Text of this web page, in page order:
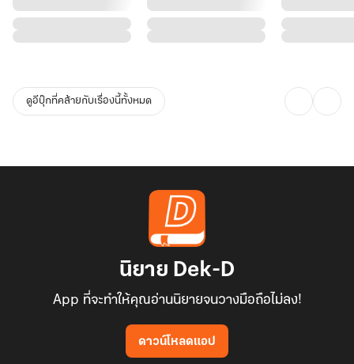
หลังจากประสบการณ์อันเลวร้ายในชีวิตของแต่ละคน ได้รับกลับมาเป็น
ทำของพวกเขาแต่ละคน สามารถค่อยๆ เปลี่ยนมุมมองให้กับเด็กน้อยที่
ด้อยค่าตัวเองเสียใหม่
เริ่มมองเห็นคุณค่าของตัวเองทีละนิดๆ และได้รับรู้ว่า ตัวเองนั้น เป็นสิ่ง
ล้ำค่าและสำคัญกับทั้งสองตระกูลมากขนาดไหน
ถึงอย่างไรก็ ขอฝากน้องฮาร์ฟกับครอบครัวตัวป่วนทั้ง 2 ตระกูล บ้านว
รวงค์ดิษากร และ บ้านสกุลกัลยวัฒน์ ไว้ในอ้อมอกอ้อมใจอีกครั้งด้วยนะ
บทสรุปของแต่ละคนจะเป็นอย่างไร สามารถเคลียร์ใจกันได้ทั้งหมดไหม
ต้องเข้าไปร่วมลุ้นและให้กำลังใจตัวป่วนแบบเจ้าหนูฮาร์ฟด้วยกันแล้วละ
ดูอีบุ๊กที่คล้ายกับเรื่องนี้ทั้งหมด
นิยาย Dek-D
App ที่จะทำให้คุณอ่านนิยายจนวางมือถือไม่ลง!
ดาวน์โหลดแอป